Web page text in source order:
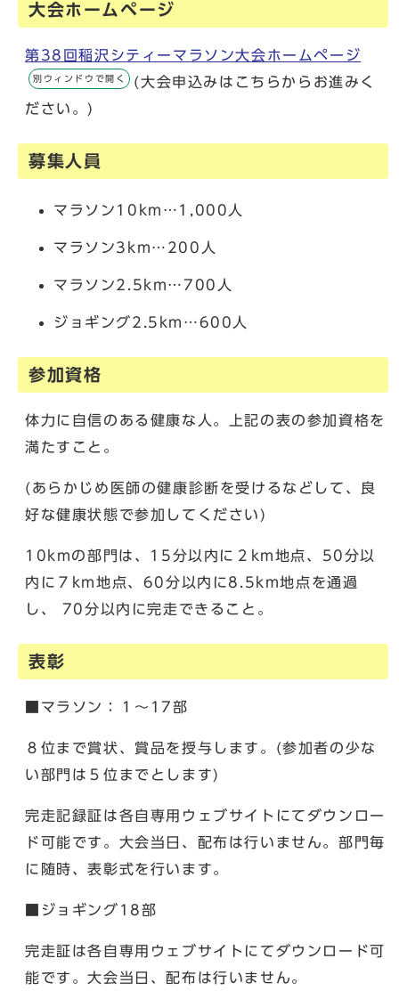
大会ホームページ
第38回稲沢シティーマラソン大会ホームページ
別ウィンドウで開く
(大会申込みはこちらからお進みく
ださい。)
募集人員
マラソン10km…1,000人
マラソン3km…200人
マラソン2.5km…700人
ジョギング2.5km…600人
参加資格
体力に自信のある健康な人。上記の表の参加資格を
満たすこと。
(あらかじめ医師の健康診断を受けるなどして、良
好な健康状態で参加してください)
10kmの部門は、15分以内に２km地点、50分以
内に７km地点、60分以内に8.5km地点を通過
し、 70分以内に完走できること。
表彰
■マラソン：１～17部
８位まで賞状、賞品を授与します。(参加者の少な
い部門は５位までとします)
完走記録証は各自専用ウェブサイトにてダウンロー
ド可能です。大会当日、配布は行いません。部門毎
に随時、表彰式を行います。
■ジョギング18部
完走証は各自専用ウェブサイトにてダウンロード可
能です。大会当日、配布は行いません。